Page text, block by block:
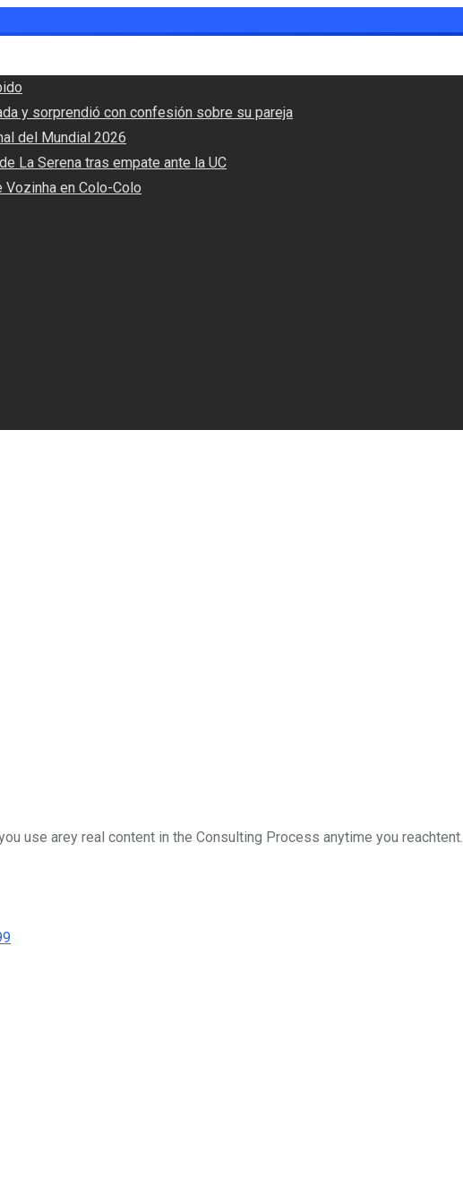
y sorprendió con confesión sobre su pareja
del Mundial 2026
La Serena tras empate ante la UC
Vozinha en Colo-Colo
use arey real content in the Consulting Process anytime you reachtent.